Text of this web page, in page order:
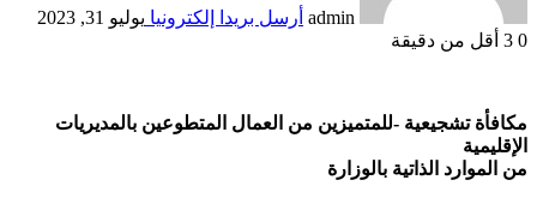
admin أرسل بريدا إلكترونيا يوليو 31, 2023
0
أقل من دقيقة
مكافأة تشجيعية -للمتميزين من العمال المتطوعين بالمديريات
الإقليمية
من الموارد الذاتية بالوزارة